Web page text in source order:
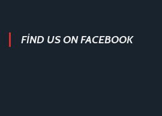
FIND US ON FACEBOOK